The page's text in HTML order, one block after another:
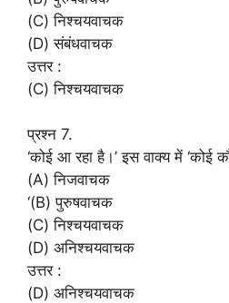
(C) निश्चयवाचक
(D) संबंधवाचक
उत्तर :
(C) निश्चयवाचक
प्रश्न 7.
‘कोई आ रहा है।’ इस वाक्य में ‘कोई
(A) निजवाचक
‘(B) पुरुषवाचक
(C) निश्चयवाचक
(D) अनिश्चयवाचक
उत्तर :
(D) अनिश्चयवाचक